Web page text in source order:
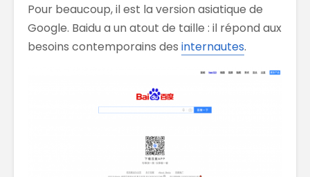
Pour beaucoup, il est la version asiatique de
Google. Baidu a un atout de taille : il répond aux
besoins contemporains des internautes.